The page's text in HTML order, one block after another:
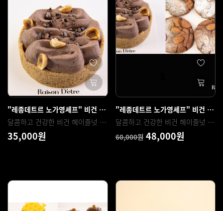
"레종데트르 노가영셰프" 비건 헤이즐넛 초콜릿 타르트
달콤하고 건강한 비건 헤이즐넛 초콜릿 타르트
35,000원
"레종데트르 노가영셰프" 비건 글루텐 모음 (비건 초콜릿 타르트 & 글루텐 프리 초코칩)
달콤하고 건강한 비건 헤이즐넛 초콜릿 타르트 & 초콜릿 듬뿍 들어간 진한 풍미의 글루텐 프리 초코칩쿠키
60,000원48,000원